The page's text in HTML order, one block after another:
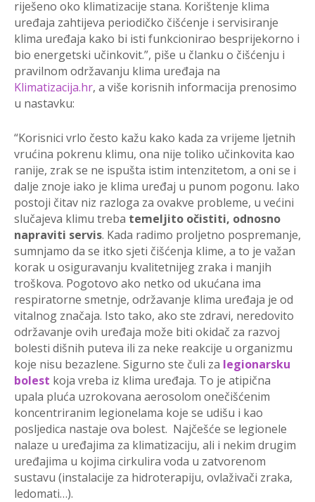
riješeno oko klimatizacije stana. Korištenje klima
uređaja zahtijeva periodičko čišćenje i servisiranje
klima uređaja kako bi isti funkcionirao besprijekorno i
bio energetski učinkovit.”, piše u članku o čišćenju i
pravilnom održavanju klima uređaja na
Klimatizacija.hr, a više korisnih informacija prenosimo
u nastavku:
“Korisnici vrlo često kažu kako kada za vrijeme ljetnih
vrućina pokrenu klimu, ona nije toliko učinkovita kao
ranije, zrak se ne ispušta istim intenzitetom, a oni se i
dalje znoje iako je klima uređaj u punom pogonu. Iako
postoji čitav niz razloga za ovakve probleme, u većini
slučajeva klimu treba temeljito očistiti, odnosno
napraviti servis. Kada radimo proljetno pospremanje,
sumnjamo da se itko sjeti čišćenja klime, a to je važan
korak u osiguravanju kvalitetnijeg zraka i manjih
troškova. Pogotovo ako netko od ukućana ima
respiratorne smetnje, održavanje klima uređaja je od
vitalnog značaja. Isto tako, ako ste zdravi, neredovito
održavanje ovih uređaja može biti okidač za razvoj
bolesti dišnih puteva ili za neke reakcije u organizmu
koje nisu bezazlene. Sigurno ste čuli za legionarsku
bolest koja vreba iz klima uređaja. To je atipična
upala pluća uzrokovana aerosolom onečišćenim
koncentriranim legionelama koje se udišu i kao
posljedica nastaje ova bolest. Najčešće se legionele
nalaze u uređajima za klimatizaciju, ali i nekim drugim
uređajima u kojima cirkulira voda u zatvorenom
sustavu (instalacije za hidroterapiju, ovlaživači zraka,
ledomati…).